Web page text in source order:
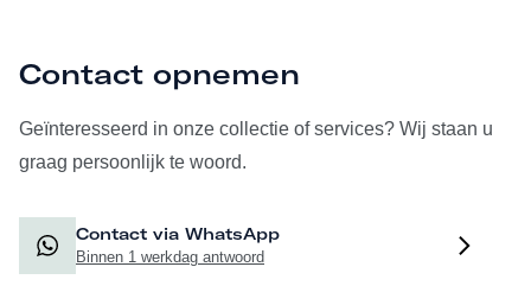
Contact opnemen
Geïnteresseerd in onze collectie of services? Wij staan u
graag persoonlijk te woord.
Contact via WhatsApp
Binnen 1 werkdag antwoord